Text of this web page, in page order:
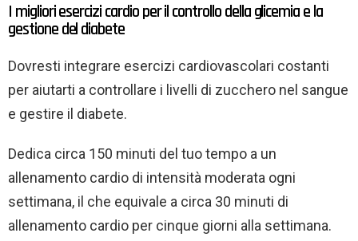
I migliori esercizi cardio per il controllo della glicemia e la
gestione del diabete
Dovresti integrare esercizi cardiovascolari costanti
per aiutarti a controllare i livelli di zucchero nel sangue
e gestire il diabete.
Dedica circa 150 minuti del tuo tempo a un
allenamento cardio di intensità moderata ogni
settimana, il che equivale a circa 30 minuti di
allenamento cardio per cinque giorni alla settimana.